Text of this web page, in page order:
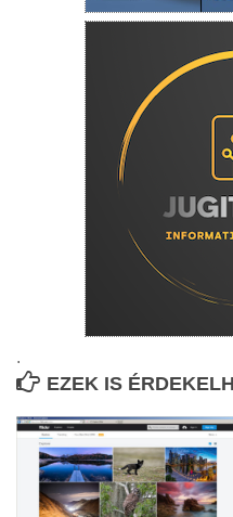
.
EZEK IS